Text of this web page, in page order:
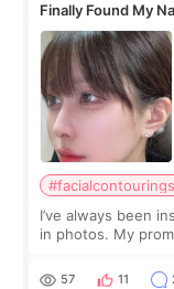
Finally Found My
Contouring + Fat
I’ve always been
in photos. My
balanced
57 11